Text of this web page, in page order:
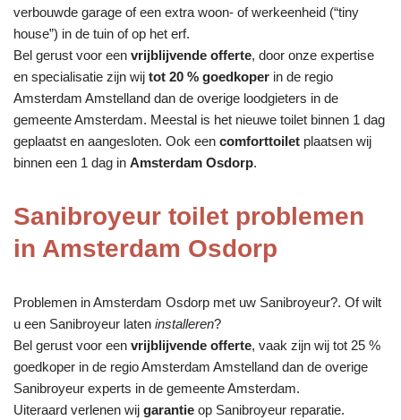
verbouwde garage of een extra woon- of werkeenheid (“tiny
house”) in de tuin of op het erf.
Bel gerust voor een vrijblijvende offerte, door onze expertise
en specialisatie zijn wij tot 20 % goedkoper in de regio
Amsterdam Amstelland dan de overige loodgieters in de
gemeente Amsterdam. Meestal is het nieuwe toilet binnen 1 dag
geplaatst en aangesloten. Ook een comforttoilet plaatsen wij
binnen een 1 dag in Amsterdam Osdorp.
Sanibroyeur toilet problemen
in Amsterdam Osdorp
Problemen in Amsterdam Osdorp met uw Sanibroyeur?. Of wilt
u een Sanibroyeur laten installeren?
Bel gerust voor een vrijblijvende offerte, vaak zijn wij tot 25 %
goedkoper in de regio Amsterdam Amstelland dan de overige
Sanibroyeur experts in de gemeente Amsterdam.
Uiteraard verlenen wij garantie op Sanibroyeur reparatie.